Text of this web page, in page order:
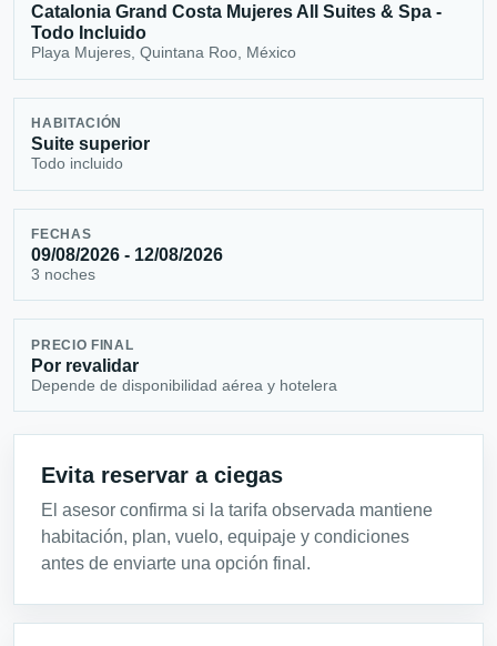
Catalonia Grand Costa Mujeres All Suites & Spa -
Todo Incluido
Playa Mujeres, Quintana Roo, México
HABITACIÓN
Suite superior
Todo incluido
FECHAS
09/08/2026 - 12/08/2026
3 noches
PRECIO FINAL
Por revalidar
Depende de disponibilidad aérea y hotelera
Evita reservar a ciegas
El asesor confirma si la tarifa observada mantiene
habitación, plan, vuelo, equipaje y condiciones
antes de enviarte una opción final.